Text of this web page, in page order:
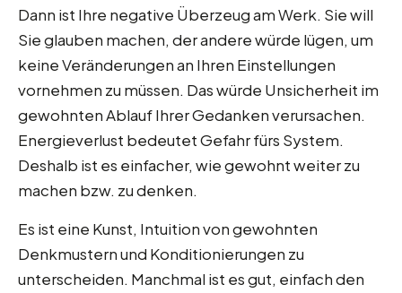
Dann ist Ihre negative Überzeug am Werk. Sie will
Sie glauben machen, der andere würde lügen, um
keine Veränderungen an Ihren Einstellungen
vornehmen zu müssen. Das würde Unsicherheit im
gewohnten Ablauf Ihrer Gedanken verursachen.
Energieverlust bedeutet Gefahr fürs System.
Deshalb ist es einfacher, wie gewohnt weiter zu
machen bzw. zu denken.
Es ist eine Kunst, Intuition von gewohnten
Denkmustern und Konditionierungen zu
unterscheiden. Manchmal ist es gut, einfach den